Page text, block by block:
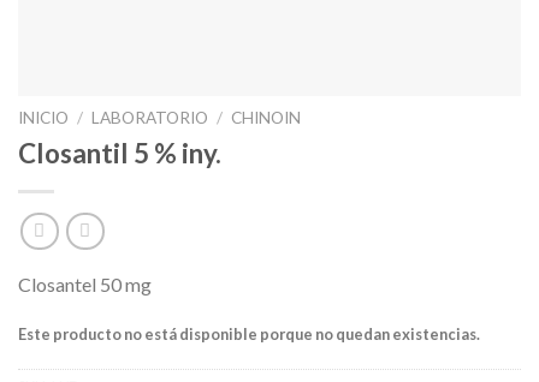
INICIO / LABORATORIO / CHINOIN
Closantil 5 % iny.
Closantel 50 mg
Este producto no está disponible porque no quedan existencias.